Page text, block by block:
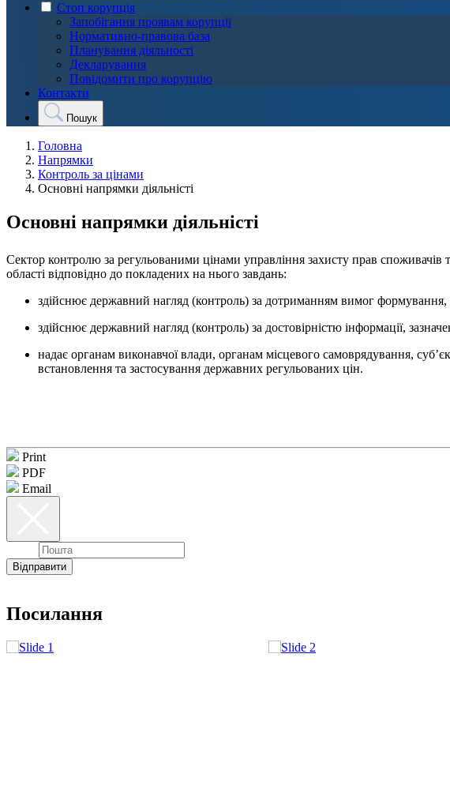
Стоп корупція
Запобігання проявам корупції
Нормативно-правова база
Планування діяльності
Декларування
Повідомити про корупцію
Контакти
Пошук
Головна
Напрямки
Контроль за цінами
Основні напрямки діяльністі
Основні напрямки діяльністі
Сектор контролю за регульованими цінами управління захисту прав
області відповідно до покладених на нього завдань:
здійснює державний нагляд (контроль) за дотриманням вимог формування,
здійснює державний нагляд (контроль) за достовірністю інформації,
надає органам виконавчої влади, органам місцевого самоврядування,
встановлення та застосування державних регульованих цін.
Print
PDF
Email
Відправити
Посилання